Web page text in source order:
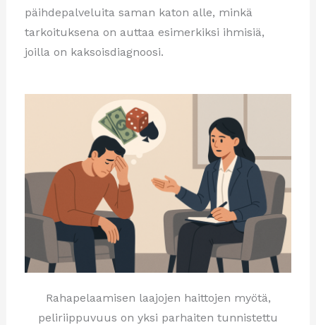
päihdepalveluita saman katon alle, minkä
tarkoituksena on auttaa esimerkiksi ihmisiä,
joilla on kaksoisdiagnoosi.
Rahapelaamisen laajojen haittojen myötä,
peliriippuvuus on yksi parhaiten tunnistettu